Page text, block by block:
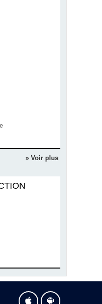
» Voir plus